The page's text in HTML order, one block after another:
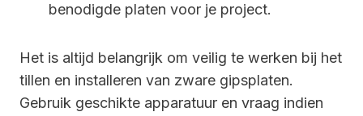
benodigde platen voor je project.
Het is altijd belangrijk om veilig te werken bij het
tillen en installeren van zware gipsplaten.
Gebruik geschikte apparatuur en vraag indien